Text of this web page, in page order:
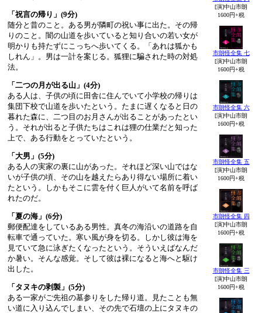
「祝言の帰り」(9分)
随分と昔のこと。ある男が隣町の祝い事に出た。その帰
りのこと。闇の山道を歩いていると知り合いの若い女が
明かりも持たずにこっちへ歩いてくる。「あれは狐かも
しれん」。男は一計を案じる。狐狸に騙された時の対処
法。
「二つの月が出る山」(4分)
ある人は、子供の頃に田舎に住んでいて小学校の帰りは
集団下校で山道を歩いたという。たまに遅くなると日の
暮れた森に、二つ目のお月さんが出ることがあったとい
う。それが出ると子供たちはこれは狸の仕業だと知った
上で、ある行動をとっていたという。
「大男」(5分)
ある人の実家の裏に山があった。それほど深い山ではな
いが子供の頃、その山を越えたらあり得ない場所に着い
たという。しかもそこに雲を付く巨人がいて名前を呼ば
れたのだ。
「夏の海」(6分)
郵便配達をしているある男性。真冬の海沿いの道路を自
転車で通っていた。寒い風が身を切る。しかし彼は海を
見ていて急に泳ぎたくなったという。そういえばなんだ
か暑い。そんな感覚。そして彼は裸になると海へと駆け
出した。
「タヌキの剥製」(5分)
ある一家がご先祖の墓参りをした帰り道。見たことも無
い道に入り込んでしまい、その先で石壇の上にタヌキの
[演]中山市朗
1600円+税
市朗怪全集 七
[演]中山市朗
1600円+税
市朗怪全集 六
[演]中山市朗
1600円+税
市朗怪全集 五
[演]中山市朗
1600円+税
市朗怪全集 四
[演]中山市朗
1600円+税
市朗怪全集 三
[演]中山市朗
1600円+税